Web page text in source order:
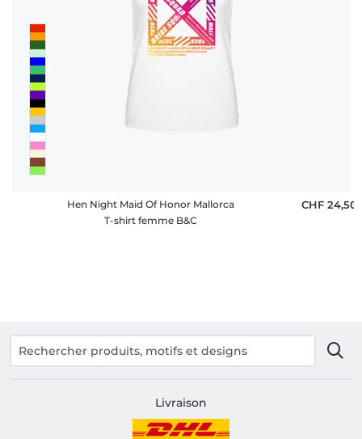
Hen Night Maid Of Honor Mallorca
T-shirt femme B&C
CHF 24,50
Livraison